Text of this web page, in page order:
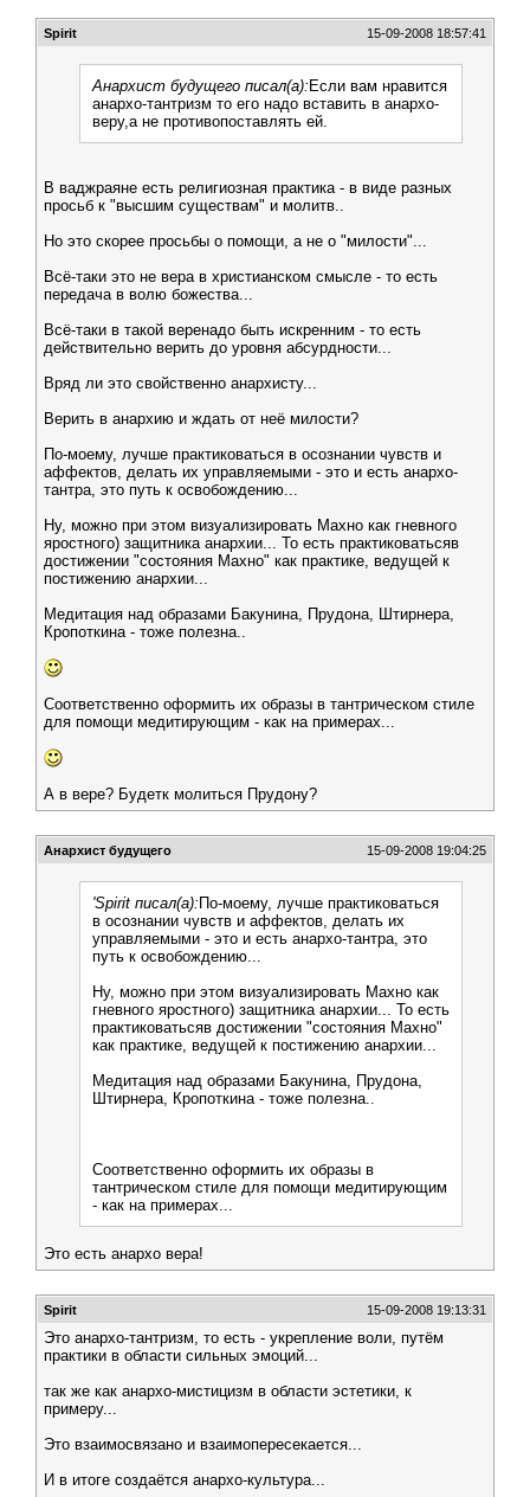
Spirit 15-09-2008 18:57:41
Анархист будущего писал(а): Если вам нравится
анархо-тантризм то его надо вставить в анархо-
веру,а не противопоставлять ей.
В ваджраяне есть религиозная практика - в виде разных
просьб к "высшим существам" и молитв..
Но это скорее просьбы о помощи, а не о "милости"...
Всё-таки это не вера в христианском смысле - то есть
передача в волю божества...
Всё-таки в такой веренадо быть искренним - то есть
действительно верить до уровня абсурдности...
Вряд ли это свойственно анархисту...
Верить в анархию и ждать от неё милости?
По-моему, лучше практиковаться в осознании чувств и
аффектов, делать их управляемыми - это и есть анархо-
тантра, это путь к освобождению...
Ну, можно при этом визуализировать Махно как гневного
яростного) защитника анархии... То есть практиковатьсяв
достижении "состояния Махно" как практике, ведущей к
постижению анархии...
Медитация над образами Бакунина, Прудона, Штирнера,
Кропоткина - тоже полезна..
Соответственно оформить их образы в тантрическом стиле
для помощи медитирующим - как на примерах...
А в вере? Будетк молиться Прудону?
Анархист будущего 15-09-2008 19:04:25
'Spirit писал(а): По-моему, лучше практиковаться
в осознании чувств и аффектов, делать их
управляемыми - это и есть анархо-тантра, это
путь к освобождению...
Ну, можно при этом визуализировать Махно как
гневного яростного) защитника анархии... То есть
практиковатьсяв достижении "состояния Махно"
как практике, ведущей к постижению анархии...
Медитация над образами Бакунина, Прудона,
Штирнера, Кропоткина - тоже полезна..
Соответственно оформить их образы в
тантрическом стиле для помощи медитирующим
- как на примерах...
Это есть анархо вера!
Spirit 15-09-2008 19:13:31
Это анархо-тантризм, то есть - укрепление воли, путём
практики в области сильных эмоций...
так же как анархо-мистицизм в области эстетики, к
примеру...
Это взаимосвязано и взаимопересекается...
И в итоге создаётся анархо-культура...